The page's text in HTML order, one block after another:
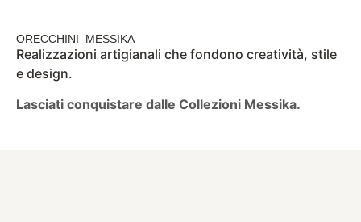
ORECCHINI MESSIKA
Realizzazioni artigianali che fondono creatività, stile
e design.
Lasciati conquistare dalle Collezioni Messika.